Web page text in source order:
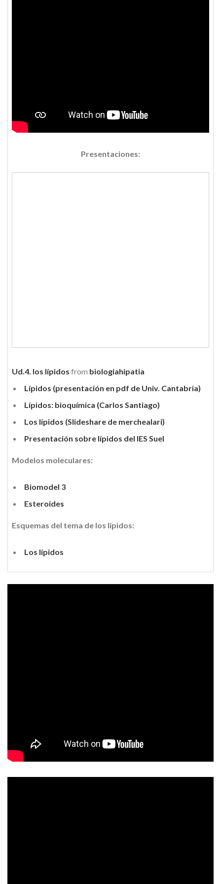
Presentaciones:
Ud.4. los lípidos from biologiahipatia
Lípidos (presentación en pdf de Univ. Cantabria)
Lípidos: bioquímica (Carlos Santiago)
Los lípidos (Slideshare de merchealari)
Presentación sobre lípidos del IES Suel
Modelos moleculares:
Biomodel 3
Esteroides
Esquemas del tema de los lípidos:
Los lípidos